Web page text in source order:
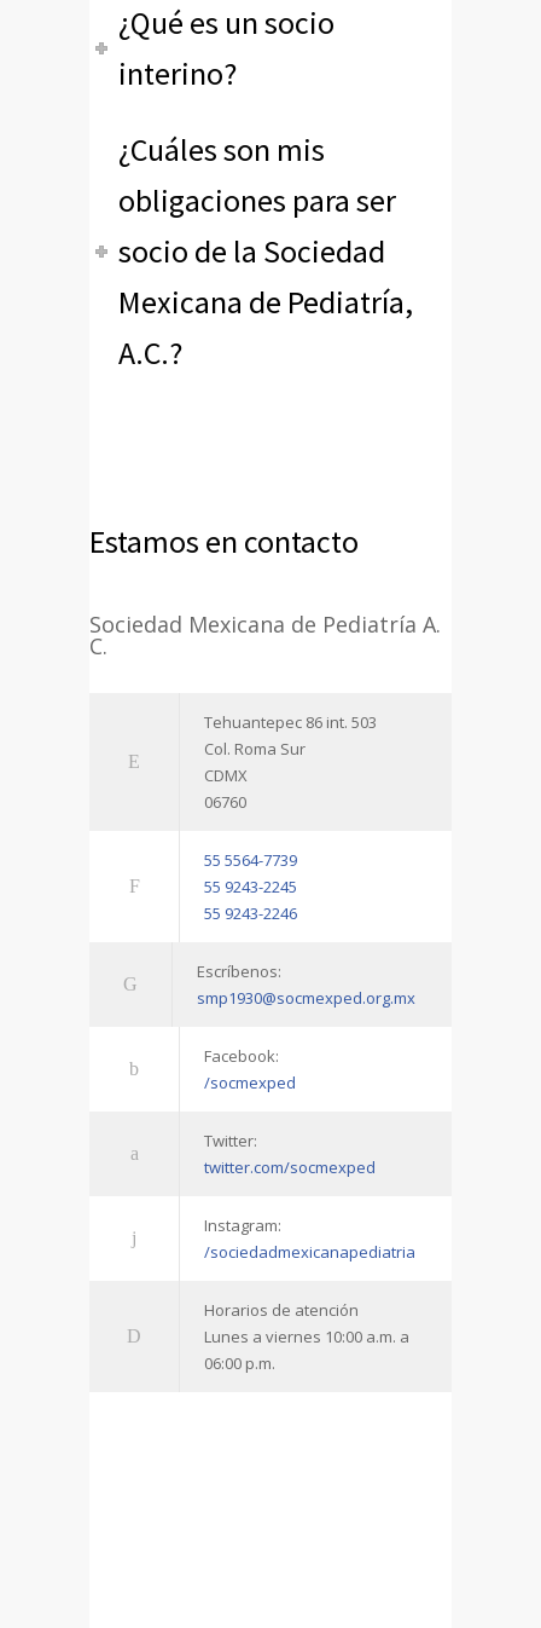
¿Qué es un socio
interino?
¿Cuáles son mis
obligaciones para ser
socio de la Sociedad
Mexicana de Pediatría,
A.C.?
Estamos en contacto
Sociedad Mexicana de Pediatría A.
C.
Tehuantepec 86 int. 503
Col. Roma Sur
CDMX
06760
55 5564-7739
55 9243-2245
55 9243-2246
Escríbenos:
smp1930@socmexped.org.mx
Facebook:
/socmexped
Twitter:
twitter.com/socmexped
Instagram:
/sociedadmexicanapediatria
Horarios de atención
Lunes a viernes 10:00 a.m. a
06:00 p.m.